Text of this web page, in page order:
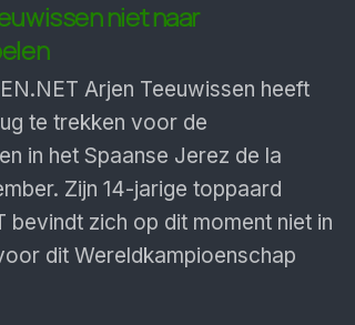
niet naar
Arjen Teeuwissen heeft
te trekken voor de
in het Spaanse Jerez de la
Zijn 14-jarige toppaard
bevindt zich op dit moment niet in
dit Wereldkampioenschap